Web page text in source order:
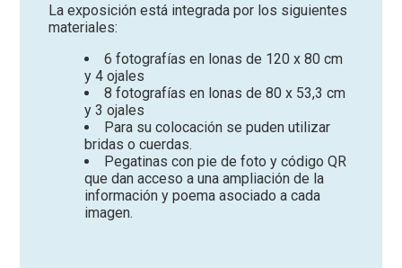
La exposición está integrada por los siguientes
materiales:
6 fotografías en lonas de 120 x 80 cm
y 4 ojales
8 fotografías en lonas de 80 x 53,3 cm
y 3 ojales
Para su colocación se puden utilizar
bridas o cuerdas.
Pegatinas con pie de foto y código QR
que dan acceso a una ampliación de la
información y poema asociado a cada
imagen.